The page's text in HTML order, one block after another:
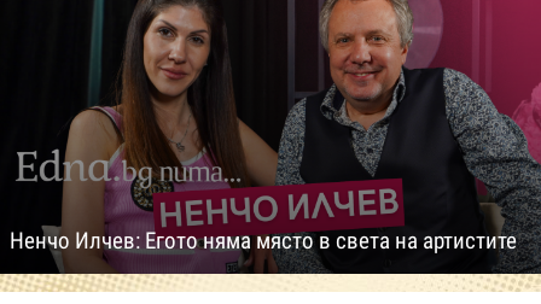
Ненчо Илчев: Егото няма място в света на артистите